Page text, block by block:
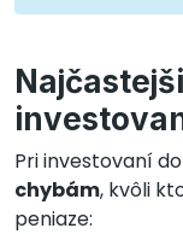
Pri investovaní do
chybám, kvôli
peniaze: